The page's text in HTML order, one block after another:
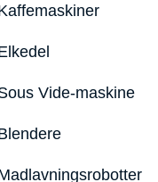
Vide-maskine